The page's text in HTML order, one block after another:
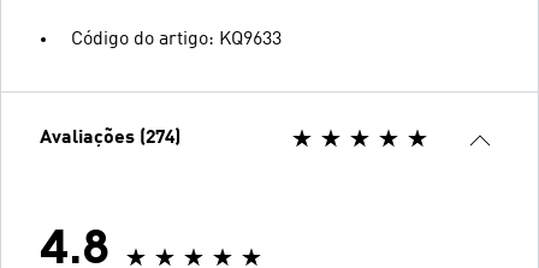
Código do artigo: KQ9633
Avaliações (274)
4.8